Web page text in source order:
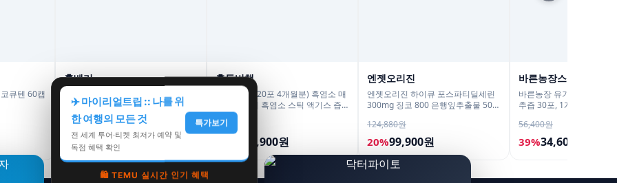
큐텐 60캡
홀베리
홀베리 유기농 레몬즙 대용량 PET
500ml, 6개
59,400원
24%45,400원
홍동비책
(총 4박스 120포 4개월분) 흑염소 매
니아 이경제 흑염소 스틱 액기스 즙
진액 국내산 이경재 30포 15ml, 4개
299,900원
189,900원
엔젯오리진
엔젯오리진 하이큐 포스파티딜세린
300mg 징코 800 은행잎추출물 50캡
124,880원
20%99,900원
바른농장스토어
바른농장 유기농 국산 브
추즙 30포, 1개
56,400원
39%34,600원
✈️ 마이리얼트립 :: 나를 위
한 여행의 모든 것
전 세계 투어·티켓 최저가 예약 및
독점 혜택 확인
특가보기
🛍️ TEMU 실시간 인기 혜택